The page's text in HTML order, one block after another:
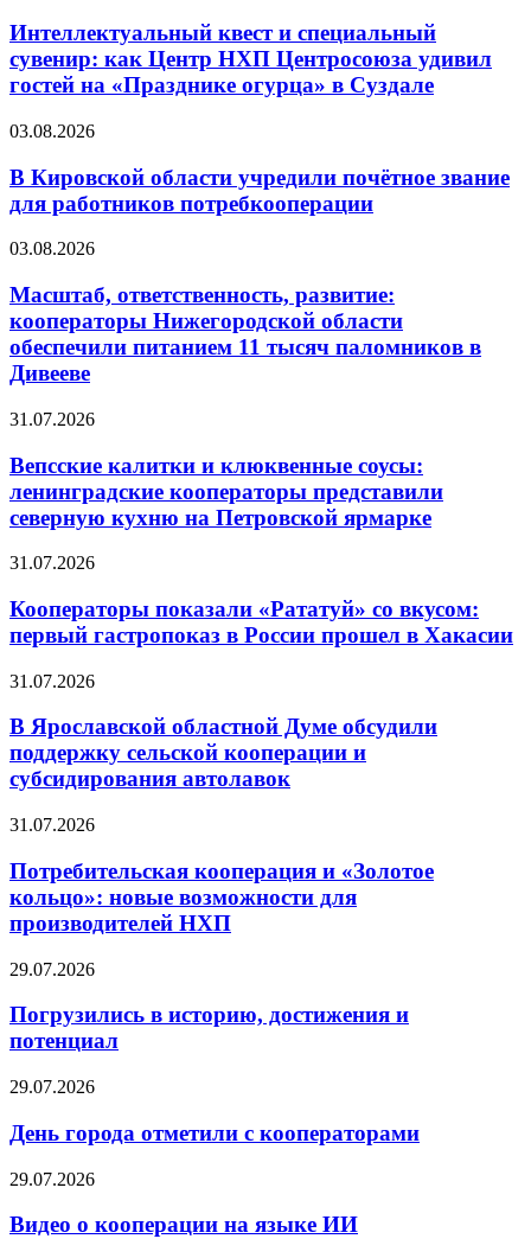
Интеллектуальный квест и специальный
сувенир: как Центр НХП Центросоюза удивил
гостей на «Празднике огурца» в Суздале
03.08.2026
В Кировской области учредили почётное звание
для работников потребкооперации
03.08.2026
Масштаб, ответственность, развитие:
кооператоры Нижегородской области
обеспечили питанием 11 тысяч паломников в
Дивееве
31.07.2026
Вепсские калитки и клюквенные соусы:
ленинградские кооператоры представили
северную кухню на Петровской ярмарке
31.07.2026
Кооператоры показали «Рататуй» со вкусом:
первый гастропоказ в России прошел в Хакасии
31.07.2026
В Ярославской областной Думе обсудили
поддержку сельской кооперации и
субсидирования автолавок
31.07.2026
Потребительская кооперация и «Золотое
кольцо»: новые возможности для
производителей НХП
29.07.2026
Погрузились в историю, достижения и
потенциал
29.07.2026
День города отметили с кооператорами
29.07.2026
Видео о кооперации на языке ИИ